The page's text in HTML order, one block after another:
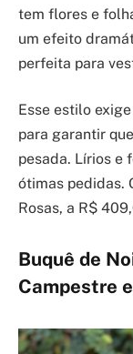
tem flores e
um efeito
perfeita para
Esse estilo
para garantir
pesada. Lírios e
ótimas pedidas.
Rosas, a R$
Buquê de
Campestre